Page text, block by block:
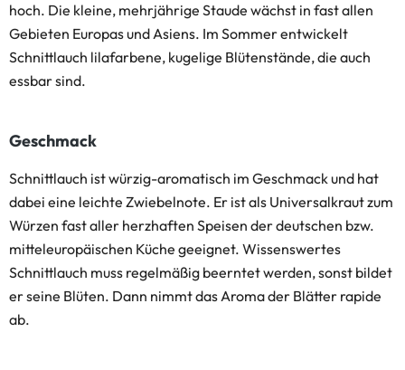
hoch. Die kleine, mehrjährige Staude wächst in fast allen
Gebieten Europas und Asiens. Im Sommer entwickelt
Schnittlauch lilafarbene, kugelige Blütenstände, die auch
essbar sind.
Geschmack
Schnittlauch ist würzig-aromatisch im Geschmack und hat
dabei eine leichte Zwiebelnote. Er ist als Universalkraut zum
Würzen fast aller herzhaften Speisen der deutschen bzw.
mitteleuropäischen Küche geeignet. Wissenswertes
Schnittlauch muss regelmäßig beerntet werden, sonst bildet
er seine Blüten. Dann nimmt das Aroma der Blätter rapide
ab.